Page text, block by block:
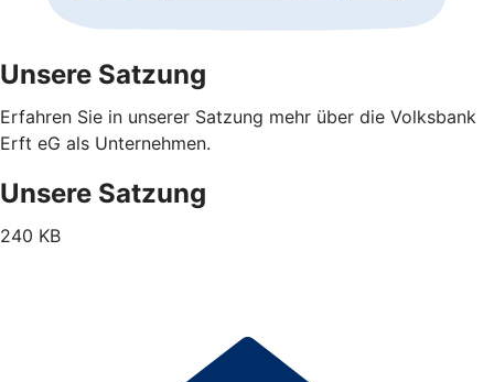
Unsere Satzung
Erfahren Sie in unserer Satzung mehr über die Volksbank
Erft eG als Unternehmen.
Unsere Satzung
240 KB